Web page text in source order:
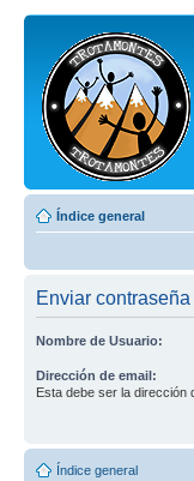
Índice general
Enviar contraseña
Nombre de Usuario:
Dirección de email:
Esta debe ser la dirección
Índice general